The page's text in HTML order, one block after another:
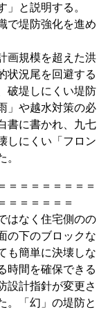
」と説明する。
で堤防強化を進め
画規模を超えた洪
状況尾を回避する
破堤しにくい堤防
」や越水対策の必
書に書かれ、九七
しにくい「フロン
。
＝＝＝＝＝＝＝＝
＝＝＝＝＝＝
なく住宅側のの
の下のブロックな
も簡単に決壊しな
時間を確保できる
設計指針が変更さ
。「幻」の堤防と